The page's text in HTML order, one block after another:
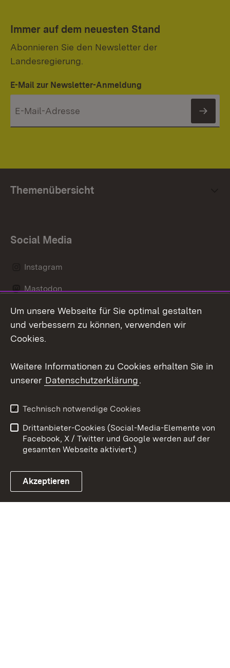
Immer auf dem neuesten Stand
Abonnieren Sie den Newsletter der
Landesregierung.
E-Mail zur Newsletter-Anmeldung
Themenübersicht
Social Media
Instagram
Mastodon
Messenger
Link zum Landesportal
Kontakt
Impressum
Cookies
Um unsere Webseite für Sie optimal gestalten
und verbessern zu können, verwenden wir
Cookies.
Weitere Informationen zu Cookies erhalten Sie in
unserer Datenschutzerklärung.
Technisch notwendige Cookies
Drittanbieter-Cookies (Social-Media-Elemente von
Facebook, X / Twitter und Google werden auf der
gesamten Webseite aktiviert.)
Akzeptieren